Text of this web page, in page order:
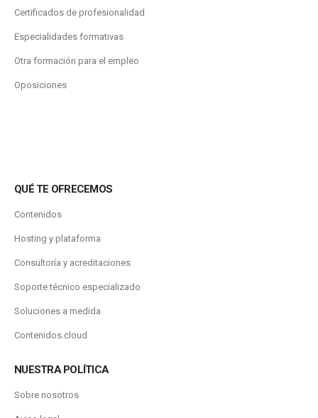
Certificados de profesionalidad
Especialidades formativas
Otra formación para el empleo
Oposiciones
QUÉ TE OFRECEMOS
Contenidos
Hosting y plataforma
Consultoría y acreditaciones
Soporte técnico especializado
Soluciones a medida
Contenidos.cloud
NUESTRA POLÍTICA
Sobre nosotros